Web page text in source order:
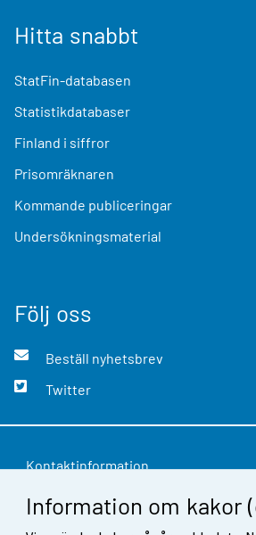
Information om kakor
Hitta snabbt
StatFin-databasen
Statistikdatabaser
Finland i siffror
Prisomräknaren
Kommande publiceringar
Undersökningsmaterial
Följ oss
Beställ nyhetsbrev
Twitter
Kontaktinformation
Respons